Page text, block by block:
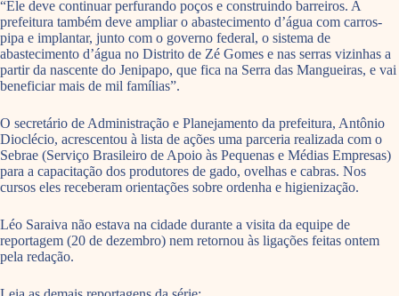
“Ele deve continuar perfurando poços e construindo barreiros. A
prefeitura também deve ampliar o abastecimento d’água com carros-
pipa e implantar, junto com o governo federal, o sistema de
abastecimento d’água no Distrito de Zé Gomes e nas serras vizinhas a
partir da nascente do Jenipapo, que fica na Serra das Mangueiras, e vai
beneficiar mais de mil famílias”.
O secretário de Administração e Planejamento da prefeitura, Antônio
Dioclécio, acrescentou à lista de ações uma parceria realizada com o
Sebrae (Serviço Brasileiro de Apoio às Pequenas e Médias Empresas)
para a capacitação dos produtores de gado, ovelhas e cabras. Nos
cursos eles receberam orientações sobre ordenha e higienização.
Léo Saraiva não estava na cidade durante a visita da equipe de
reportagem (20 de dezembro) nem retornou às ligações feitas ontem
pela redação.